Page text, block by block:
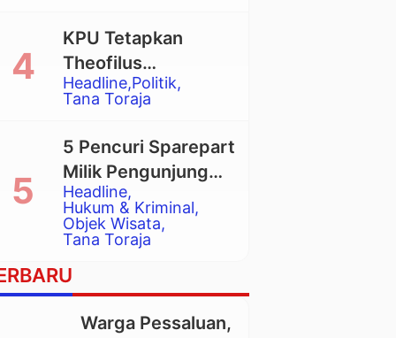
Eksekusi Rumah
Adat Tongkonan
Headline Politik
Tana Toraja
KPU Tetapkan
Theofilus
Allorerung dan
Zadrak Tombe
sebagai Bupati dan
Wakil Bupati Tana
Toraja Terpilih
Headline
Hukum & Kriminal
Objek Wisata
Tana Toraja
5 Pencuri Sparepart
Milik Pengunjung
Objek Wisata
Pango-Pango
Ditangkap Polisi
Warga Pessaluan,